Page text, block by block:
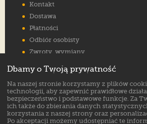
Kontakt
Dostawa
Płatności
Odbiór osobisty
Zwroty, wymiany
Jak wybrać rozmiar
FAQ
Znajdź nas na:
Dbamy o Twoją prywatność
Na naszej stronie korzystamy z plików
technologii, aby zapewnić prawidłowe
bezpieczeństwo i podstawowe funkcje. Za
ich także do zbierania danych
korzystania z naszej strony oraz
Po akceptacji możemy udostępniać te